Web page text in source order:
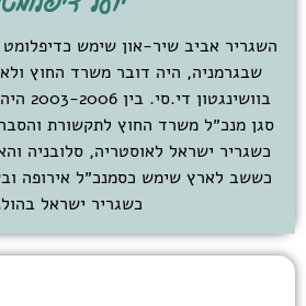
השגריר אביב שיר-און שימש
שבגרמניה, היה דובר משרד החוץ
כשגריר ישראל לאוסטריה, סלובניה
כשגריר ישראל